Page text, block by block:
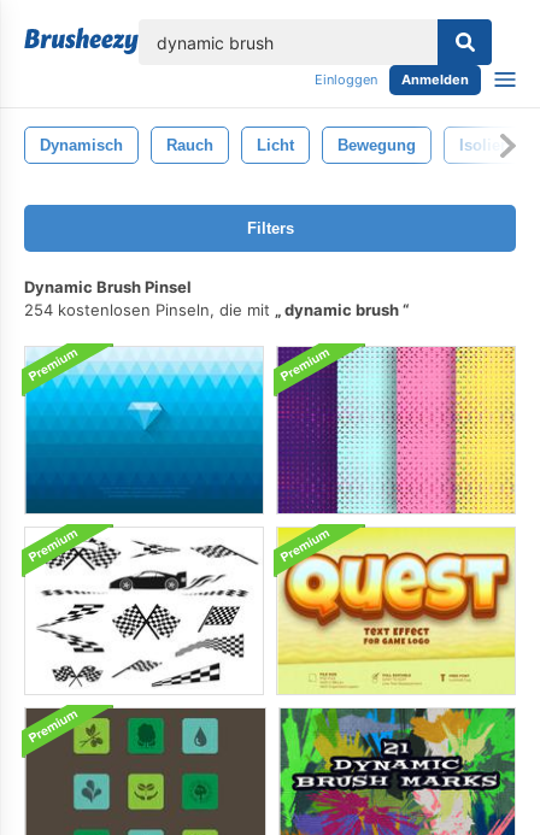
Einloggen Anmelden
Dynamisch Rauch Licht Bewegung Isoliert
Filters
Dynamic Brush Pinsel
254 kostenlosen Pinseln, die mit
dynamic brush